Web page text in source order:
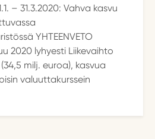
– 31.3.2020: Vahva kasvu
YHTEENVETO
2020 lyhyesti Liikevaihto
milj. euroa), kasvua
valuuttakurssein